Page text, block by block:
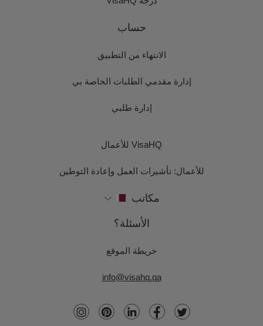
حساب
الانتهاء من التطبيق
إدارة مقدمي الطلبات الخاصة بي
إدارة طلبي
VisaHQ للأعمال
للأعمال: تأشيرات العمل وإعادة التوطين
مكاتب
الأسئلة؟
خريطة الموقع
info@visahq.qa